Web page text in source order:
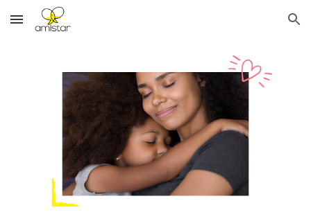
Skip to main content Skip to navigation